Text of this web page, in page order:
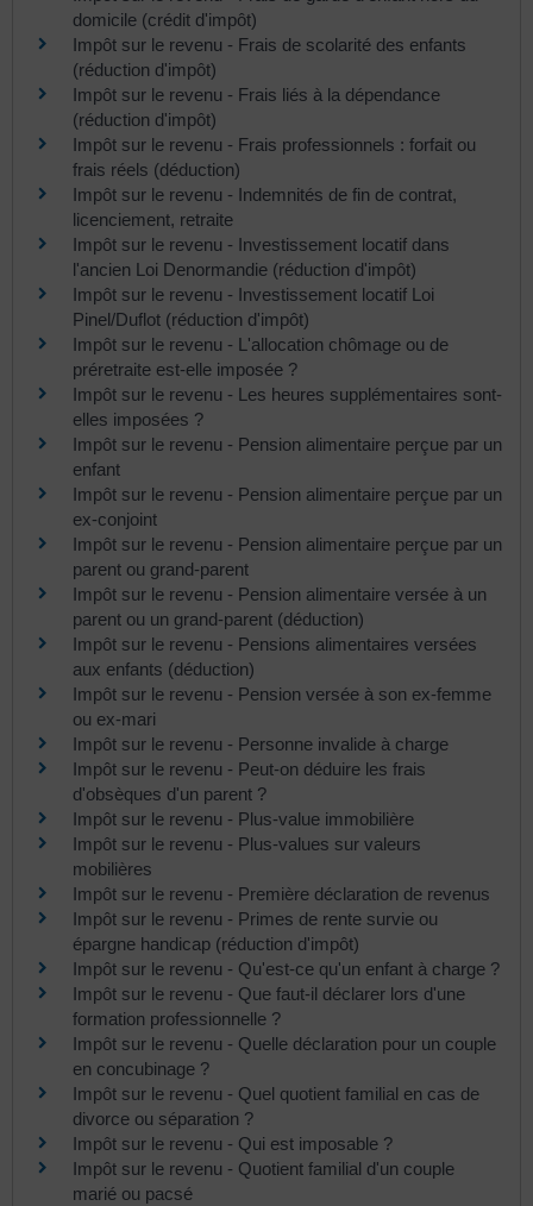
domicile (crédit d'impôt)
Impôt sur le revenu - Frais de scolarité des enfants
(réduction d'impôt)
Impôt sur le revenu - Frais liés à la dépendance
(réduction d'impôt)
Impôt sur le revenu - Frais professionnels : forfait ou
frais réels (déduction)
Impôt sur le revenu - Indemnités de fin de contrat,
licenciement, retraite
Impôt sur le revenu - Investissement locatif dans
l'ancien Loi Denormandie (réduction d'impôt)
Impôt sur le revenu - Investissement locatif Loi
Pinel/Duflot (réduction d'impôt)
Impôt sur le revenu - L'allocation chômage ou de
préretraite est-elle imposée ?
Impôt sur le revenu - Les heures supplémentaires sont-
elles imposées ?
Impôt sur le revenu - Pension alimentaire perçue par un
enfant
Impôt sur le revenu - Pension alimentaire perçue par un
ex-conjoint
Impôt sur le revenu - Pension alimentaire perçue par un
parent ou grand-parent
Impôt sur le revenu - Pension alimentaire versée à un
parent ou un grand-parent (déduction)
Impôt sur le revenu - Pensions alimentaires versées
aux enfants (déduction)
Impôt sur le revenu - Pension versée à son ex-femme
ou ex-mari
Impôt sur le revenu - Personne invalide à charge
Impôt sur le revenu - Peut-on déduire les frais
d'obsèques d'un parent ?
Impôt sur le revenu - Plus-value immobilière
Impôt sur le revenu - Plus-values sur valeurs
mobilières
Impôt sur le revenu - Première déclaration de revenus
Impôt sur le revenu - Primes de rente survie ou
épargne handicap (réduction d'impôt)
Impôt sur le revenu - Qu'est-ce qu'un enfant à charge ?
Impôt sur le revenu - Que faut-il déclarer lors d'une
formation professionnelle ?
Impôt sur le revenu - Quelle déclaration pour un couple
en concubinage ?
Impôt sur le revenu - Quel quotient familial en cas de
divorce ou séparation ?
Impôt sur le revenu - Qui est imposable ?
Impôt sur le revenu - Quotient familial d'un couple
marié ou pacsé